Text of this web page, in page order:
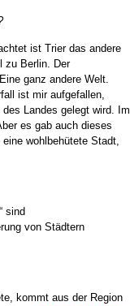
ist Trier das andere
zu Berlin. Der
ganz andere Welt.
ist mir aufgefallen,
Landes gelegt wird. Im
es gab auch dieses
wohlbehütete Stadt,
sind
von Städtern
kommt aus der Region